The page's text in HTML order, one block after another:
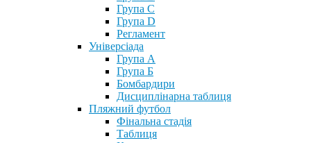
Група С
Група D
Регламент
Універсіада
Група А
Група Б
Бомбардири
Дисциплінарна таблиця
Пляжний футбол
Фінальна стадія
Таблиця